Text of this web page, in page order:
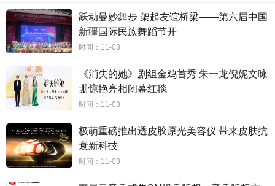
跃动曼妙舞步 架起友谊桥梁——第六届中国
新疆国际民族舞蹈节开
时间：11-03
《消失的她》剧组金鸡首秀 朱一龙倪妮文咏
珊惊艳亮相闭幕红毯
时间：11-03
极萌重磅推出透皮胶原光美容仪 带来皮肤抗
衰新科技
时间：11-03